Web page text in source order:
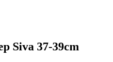
Siva 37-39cm